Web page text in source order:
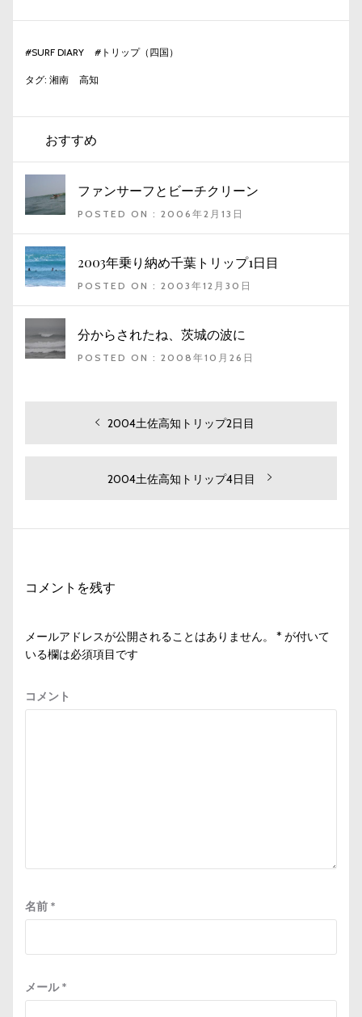
#SURF DIARY # トリップ（四国）
タグ: 湘南 高知
おすすめ
ファンサーフとビーチクリーン
POSTED ON : 2006年2月13日
2003年乗り納め千葉トリップ1日目
POSTED ON : 2003年12月30日
分からされたね、茨城の波に
POSTED ON : 2008年10月26日
ョ
過
投
2004土佐高知トリップ2日目
次
稿:
2004土佐高知トリップ4日目
コメントを残す
メールアドレスが公開されることはありません。 * が付いて
いる欄は必須項目です
コメント
名前 *
メール*